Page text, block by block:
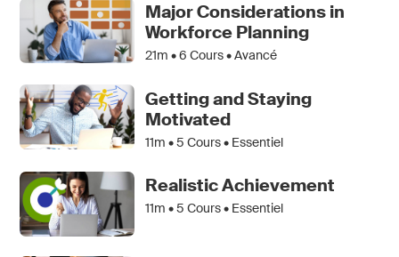
Major Considerations in
Workforce Planning
21m •6 Cours • Avancé
Getting and Staying
Motivated
11m •5 Cours • Essentiel
Realistic Achievement
11m •5 Cours • Essentiel